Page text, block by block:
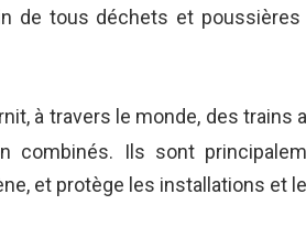
de tous déchets et
à travers le monde, des trains
combinés. Ils sont
et protège les installations et